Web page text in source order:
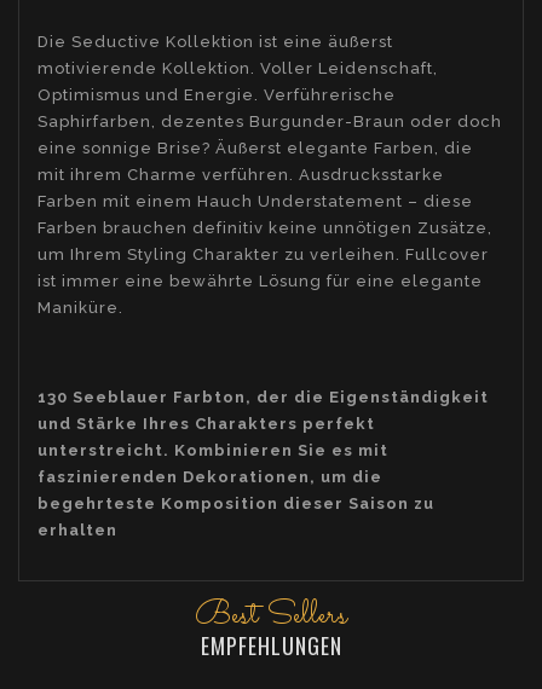
Die Seductive Kollektion ist eine äußerst
motivierende Kollektion. Voller Leidenschaft,
Optimismus und Energie. Verführerische
Saphirfarben, dezentes Burgunder-Braun oder doch
eine sonnige Brise? Äußerst elegante Farben, die
mit ihrem Charme verführen. Ausdrucksstarke
Farben mit einem Hauch Understatement – ​​diese
Farben brauchen definitiv keine unnötigen Zusätze,
um Ihrem Styling Charakter zu verleihen. Fullcover
ist immer eine bewährte Lösung für eine elegante
Maniküre.
130 Seeblauer Farbton, der die Eigenständigkeit
und Stärke Ihres Charakters perfekt
unterstreicht. Kombinieren Sie es mit
faszinierenden Dekorationen, um die
begehrteste Komposition dieser Saison zu
erhalten
Best Sellers
EMPFEHLUNGEN